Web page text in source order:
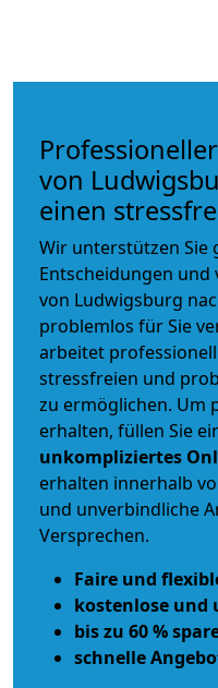
von
einen
Wir unterstützen Sie
Entscheidungen und
von Ludwigsburg
problemlos für Sie
arbeitet
stressfreien und
zu ermöglichen. Um
erhalten, füllen Sie
unkompliziertes
erhalten innerhalb
und unverbindliche
Versprechen.
Faire und
kostenlose und
bis zu 60 %
schnelle